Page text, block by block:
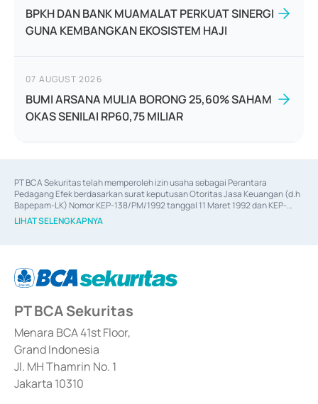
BPKH DAN BANK MUAMALAT PERKUAT SINERGI
GUNA KEMBANGKAN EKOSISTEM HAJI
07 AUGUST 2026
BUMI ARSANA MULIA BORONG 25,60% SAHAM
OKAS SENILAI RP60,75 MILIAR
PT BCA Sekuritas telah memperoleh izin usaha sebagai Perantara
Pedagang Efek berdasarkan surat keputusan Otoritas Jasa Keuangan (d.h
Bapepam-LK) Nomor KEP-138/PM/1992 tanggal 11 Maret 1992 dan KEP-
06/D.04/2014 tanggal 28 Februari 2014, izin usaha sebagai Penjamin Emisi
Efek berdasarkan surat keputusan Otoritas Jasa Keuangan Nomor KEP-
berdasarkan surat keputusan Otoritas Jasa Keuangan Nomor S-
67/PM.21/2017 tanggal 3 Februari 2017, dan beberapa izin usaha lainnya
Sertifikat Deposito di Pasar Uang yang izinnya diterbitkan pada tahun 2017
dan izin usaha lainnya dari Bank Indonesia sebagai Lembaga Pendukung
Penerbitan, Transaksi, serta Penatausahaan dan Penyelesaian Transaksi
Surat Berharga Komersial yang izinnya diterbitkan pada tahun 2018.
LIHAT SELENGKAPNYA
PT BCA Sekuritas
Menara BCA 41st Floor,
Grand Indonesia
Jl. MH Thamrin No. 1
Jakarta 10310